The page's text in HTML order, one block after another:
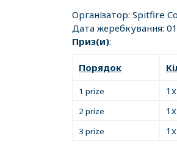
Організатор: Spitfire
Дата жеребкування:
Приз(и):
Порядок
1 prize 1x
2 prize 1x
3 prize 1x